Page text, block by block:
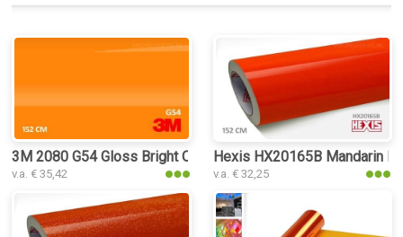
3M 2080 G54 Gloss Bright Orange interieurfolie
v.a. € 35,42
Hexis HX20165B Mandarin
v.a. € 32,25